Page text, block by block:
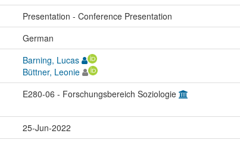
Presentation - Conference Presentation
German
Barning, Lucas
Büttner, Leonie
E280-06 - Forschungsbereich Soziologie
25-Jun-2022